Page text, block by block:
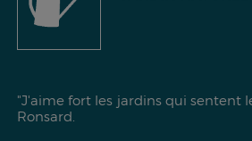
"J'aime fort les jardins qui sentent
Ronsard.